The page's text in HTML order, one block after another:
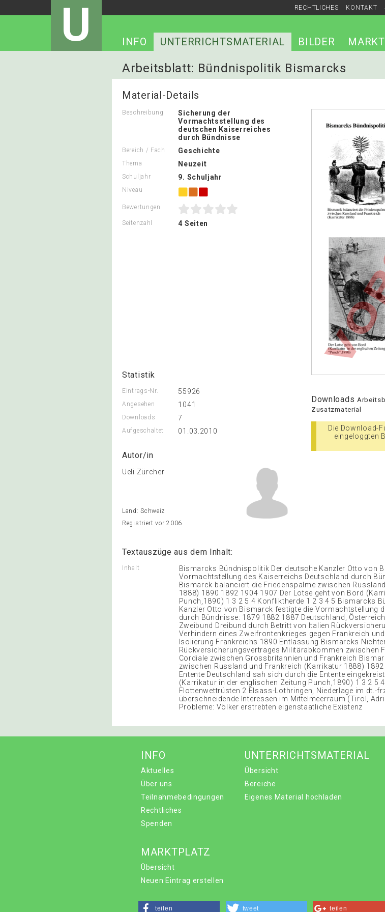
RECHTLICHES KONTAKT
U INFO UNTERRICHTSMATERIAL BILDER
Arbeitsblatt: Bündnispolitik Bismarcks
Material-Details
Beschreibung
Sicherung der
Vormachtsstellung des
deutschen Kaiserreiches
durch Bündnisse
Bereich / Fach Geschichte
Thema Neuzeit
Schuljahr 9. Schuljahr
Niveau
Bewertungen
Seitenzahl 4 Seiten
Statistik
Eintrags-Nr. 55926
Angesehen 1041
Downloads 7
Aufgeschaltet 01.03.2010
Autor/in
Ueli Zürcher
Land: Schweiz
Registriert vor 2006
Downloads
Zusatzmaterial
Die Download-
eingeloggten
Textauszüge aus dem Inhalt:
Inhalt
Bismarcks Bündnispolitik Der deutsche Kanzler Otto von
Vormachtstellung des Kaiserreichs Deutschland durch
Bismarck balanciert die Friedenspalme zwischen
1888) 1890 1892 1904 1907 Der Lotse geht von Bord
Punch,1890) 1 3 2 5 4 Konfliktherde 1 2 3 4 5 Bismarcks
Kanzler Otto von Bismarck festigte die Vormachtstellung
durch Bündnisse: 1879 1882 1887 Deutschland,
Zweibund Dreibund durch Betritt von Italien
Verhindern eines Zweifrontenkrieges gegen Frankreich
Isolierung Frankreichs 1890 Entlassung Bismarcks
Rückversicherungsvertrages Militärabkommen zwischen
Cordiale zwischen Grossbritannien und Frankreich
zwischen Russland und Frankreich (Karrikatur 1888)
Entente Deutschland sah sich durch die Entente
(Karrikatur in der englischen Zeitung Punch,1890) 1 3 2 5
Flottenwettrüsten 2 Elsass-Lothringen, Niederlage im dt.-
überschneidende Interessen im Mittelmeerraum (Tirol,
Probleme: Völker erstrebten eigenstaatliche Existenz
INFO
Aktuelles
Über uns
Teilnahmebedingungen
Rechtliches
Spenden
UNTERRICHTSMATERIAL
Übersicht
Bereiche
Eigenes Material hochladen
MARKTPLATZ
Übersicht
Neuen Eintrag erstellen
teilen tweet teilen